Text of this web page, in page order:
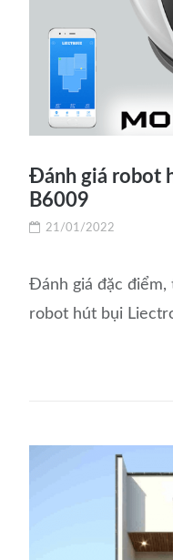
Đánh giá robot
B6009
21/01/2022
Đánh giá đặc điểm,
robot hút bụi